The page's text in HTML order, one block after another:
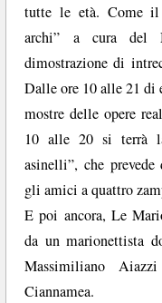
tutte le età. Come il
archi” a cura del
dimostrazione di
Dalle ore 10 alle 21
mostre delle opere
10 alle 20 si terrà
asinelli”, che
gli amici a quattro
E poi ancora, Le
da un marionettista
Massimiliano
Ciannamea.